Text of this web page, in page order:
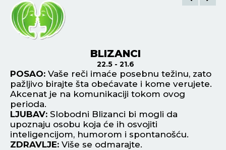
BLIZANCI
22.5 - 21.6
POSAO: Vaše reči imaće posebnu težinu, zato
pažljivo birajte šta obećavate i kome verujete.
Akcenat je na komunikaciji tokom ovog
perioda.
LJUBAV: Slobodni Blizanci bi mogli da
upoznaju osobu koja će ih osvojiti
inteligencijom, humorom i spontanošću.
ZDRAVLJE: Više se odmarajte.